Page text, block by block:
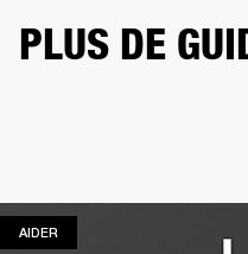
PLUS DE
AIDER